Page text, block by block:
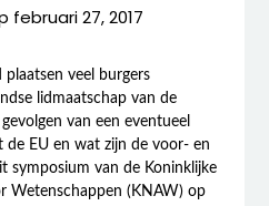
februari 27, 2017
plaatsen veel burgers
lidmaatschap van de
van een eventueel
EU en wat zijn de voor- en
symposium van de Koninklijke
Wetenschappen (KNAW) op